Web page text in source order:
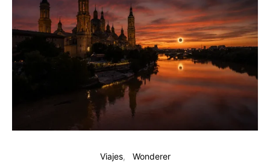
Viajes Wonderer